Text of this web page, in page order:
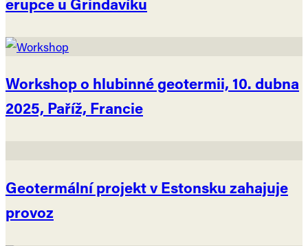
Workshop o hlubinné geotermii, 10. dubna
2025, Paříž, Francie
Geotermální projekt v Estonsku zahajuje
provoz